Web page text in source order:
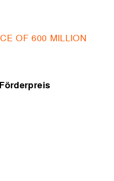
OF 600 MILLION